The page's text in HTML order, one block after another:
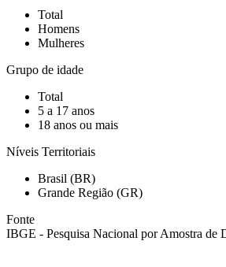
Total
Homens
Mulheres
Grupo de idade
Total
5 a 17 anos
18 anos ou mais
Níveis Territoriais
Brasil (BR)
Grande Região (GR)
Fonte
IBGE - Pesquisa Nacional por Amostra de